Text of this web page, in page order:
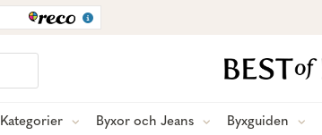
Kategorier Byxor och Jeans Byxguiden